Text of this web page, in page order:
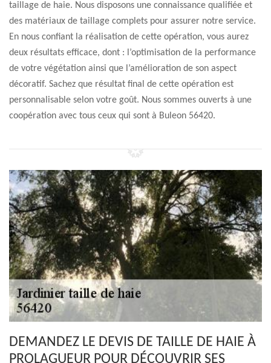
taillage de haie. Nous disposons une connaissance qualifiée et
des matériaux de taillage complets pour assurer notre service.
En nous confiant la réalisation de cette opération, vous aurez
deux résultats efficace, dont : l’optimisation de la performance
de votre végétation ainsi que l’amélioration de son aspect
décoratif. Sachez que résultat final de cette opération est
personnalisable selon votre goût. Nous sommes ouverts à une
coopération avec tous ceux qui sont à Buleon 56420.
DEMANDEZ LE DEVIS DE TAILLE DE HAIE À
PROLAGUEUR POUR DÉCOUVRIR SES